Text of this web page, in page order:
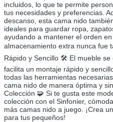
incluidos, lo que te permite
tus necesidades y preferencias.
descanso, esta cama nido
ideales para guardar ropa,
ayudando a mantener el orden en
almacenamiento extra nunca fue
Rápido y Sencillo 🛠️ El mueble
facilita un montaje rápido y
todas las herramientas
cama nido de manera óptima y
Colección 🧩 Si te gusta este
colección con el Sinfonier,
más camas nido a juego. ¡Crea
para tus pequeños!